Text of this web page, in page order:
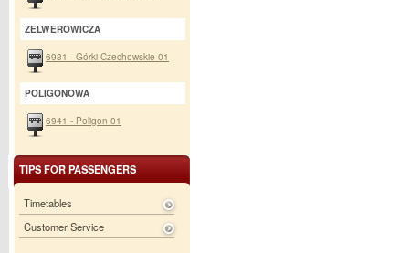
ZELWEROWICZA
6931 - Górki Czechowskie 01
POLIGONOWA
6941 - Poligon 01
TIPS FOR PASSENGERS
Timetables
Customer Service